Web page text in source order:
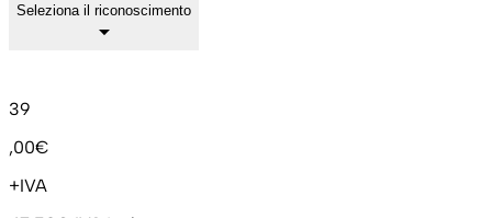
Seleziona il riconoscimento
arrow_drop_down
39
,00€
+IVA